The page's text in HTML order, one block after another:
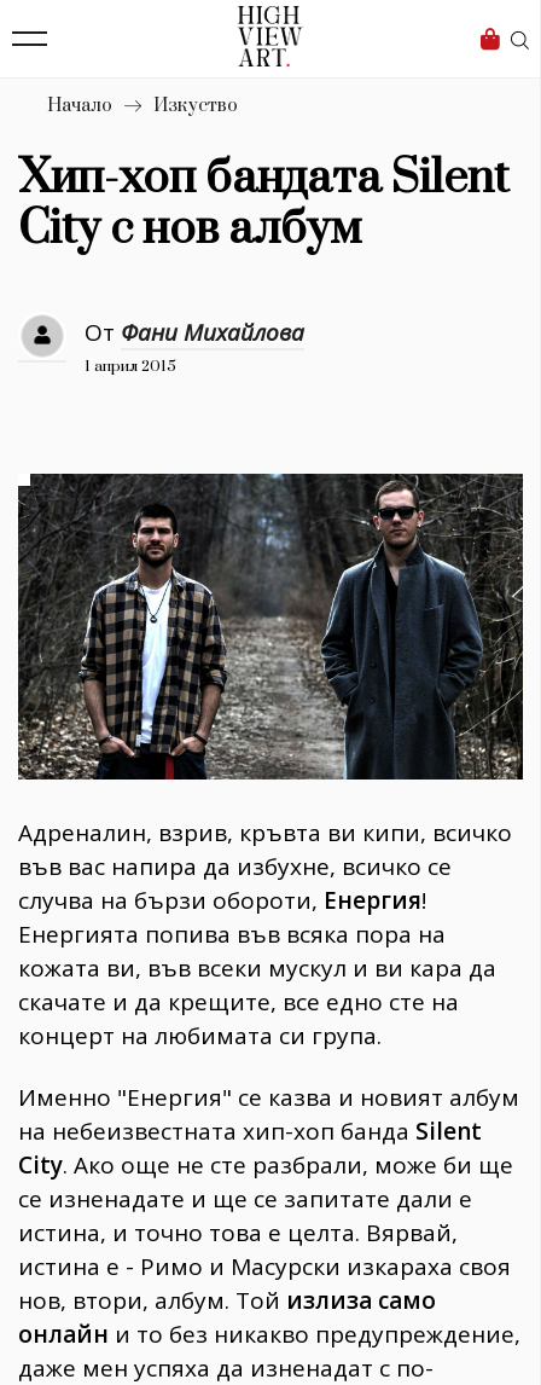
Бизнес
Мода
Dialogue
Изкуство
4338
Красота
777
Книги 1188
30+ 1970
Гурме 1709
Пътувай
237
Здраве 389
Gentlemen
381
Wellness
1815
ПОСЛЕДВАЙТЕ
Начало Изкуство
Хип-хоп бандата Silent
City с нов албум
От Фани Михайлова
1 април 2015
Адреналин, взрив, кръвта ви кипи, всичко
във вас напира да избухне, всичко се
случва на бързи обороти, Енергия!
Енергията попива във всяка пора на
кожата ви, във всеки мускул и ви кара да
скачате и да крещите, все едно сте на
концерт на любимата си група.
Именно "Енергия" се казва и новият албум
на небеизвестната хип-хоп банда Silent
City. Ако още не сте разбрали, може би ще
се изненадате и ще се запитате дали е
истина, и точно това е целта. Вярвай,
истина е - Римо и Масурски изкараха своя
нов, втори, албум. Той излиза само
онлайн и то без никакво предупреждение,
даже мен успяха да изненадат с по-